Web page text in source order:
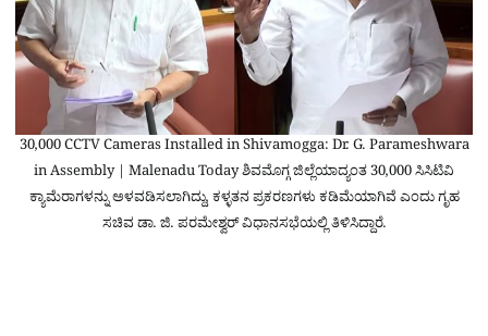
30,000 CCTV Cameras Installed in Shivamogga: Dr. G. Parameshwara
in Assembly | Malenadu Today ಶಿವಮೊಗ್ಗ ಜಿಲ್ಲೆಯಾದ್ಯಂತ 30,000 ಸಿಸಿಟಿವಿ
ಕ್ಯಾಮೆರಾಗಳನ್ನು ಅಳವಡಿಸಲಾಗಿದ್ದು, ಕಳ್ಳತನ ಪ್ರಕರಣಗಳು ಕಡಿಮೆಯಾಗಿವೆ ಎಂದು ಗೃಹ
ಸಚಿವ ಡಾ. ಜಿ. ಪರಮೇಶ್ವರ್ ವಿಧಾನಸಭೆಯಲ್ಲಿ ತಿಳಿಸಿದ್ದಾರೆ.